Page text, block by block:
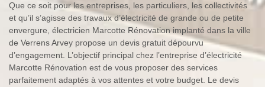
Que ce soit pour les entreprises, les particuliers, les collectivités
et qu’il s’agisse des travaux d’électricité de grande ou de petite
envergure, électricien Marcotte Rénovation implanté dans la ville
de Verrens Arvey propose un devis gratuit dépourvu
d’engagement. L’objectif principal chez l’entreprise d’électricité
Marcotte Rénovation est de vous proposer des services
parfaitement adaptés à vos attentes et votre budget. Le devis